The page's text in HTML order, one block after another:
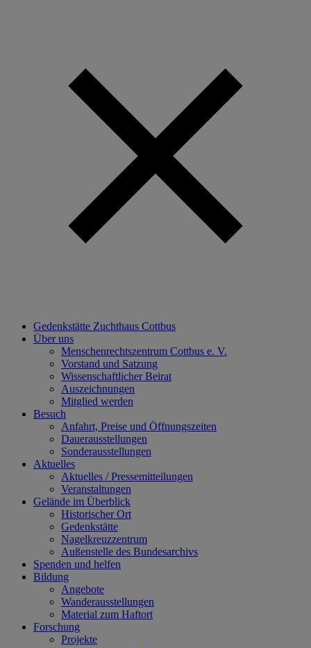
Gedenkstätte Zuchthaus Cottbus
Über uns
Menschenrechtszentrum Cottbus e. V.
Vorstand und Satzung
Wissenschaftlicher Beirat
Auszeichnungen
Mitglied werden
Besuch
Anfahrt, Preise und Öffnungszeiten
Dauerausstellungen
Sonderausstellungen
Aktuelles
Aktuelles / Pressemitteilungen
Veranstaltungen
Gelände im Überblick
Historischer Ort
Gedenkstätte
Nagelkreuzzentrum
Außenstelle des Bundesarchivs
Spenden und helfen
Bildung
Angebote
Wanderausstellungen
Material zum Haftort
Forschung
Projekte